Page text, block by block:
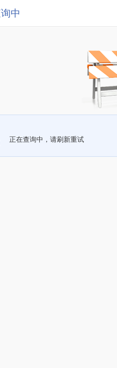
中
正在查询中，请刷新重试